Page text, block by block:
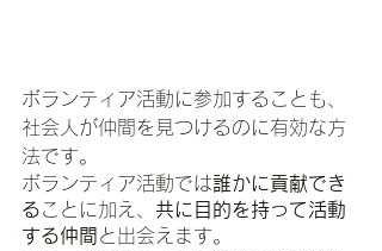
ボランティア活動に参加することも、
社会人が仲間を見つけるのに有効な方
法です。
ボランティア活動では誰かに貢献でき
ることに加え、 共に目的を持って活動
する仲間 と出会えます。